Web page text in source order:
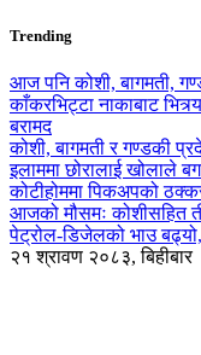
Trending
आज पनि कोशी, बागमती,
काँकरभिट्टा नाकाबाट
बरामद
कोशी, बागमती र गण्डकी
इलाममा छोरालाई खोलाले
कोटीहोममा पिकअपको
आजको मौसमः कोशीसहित
पेट्रोल-डिजेलको भाउ
२१ श्रावण २०८३, बिहीबार